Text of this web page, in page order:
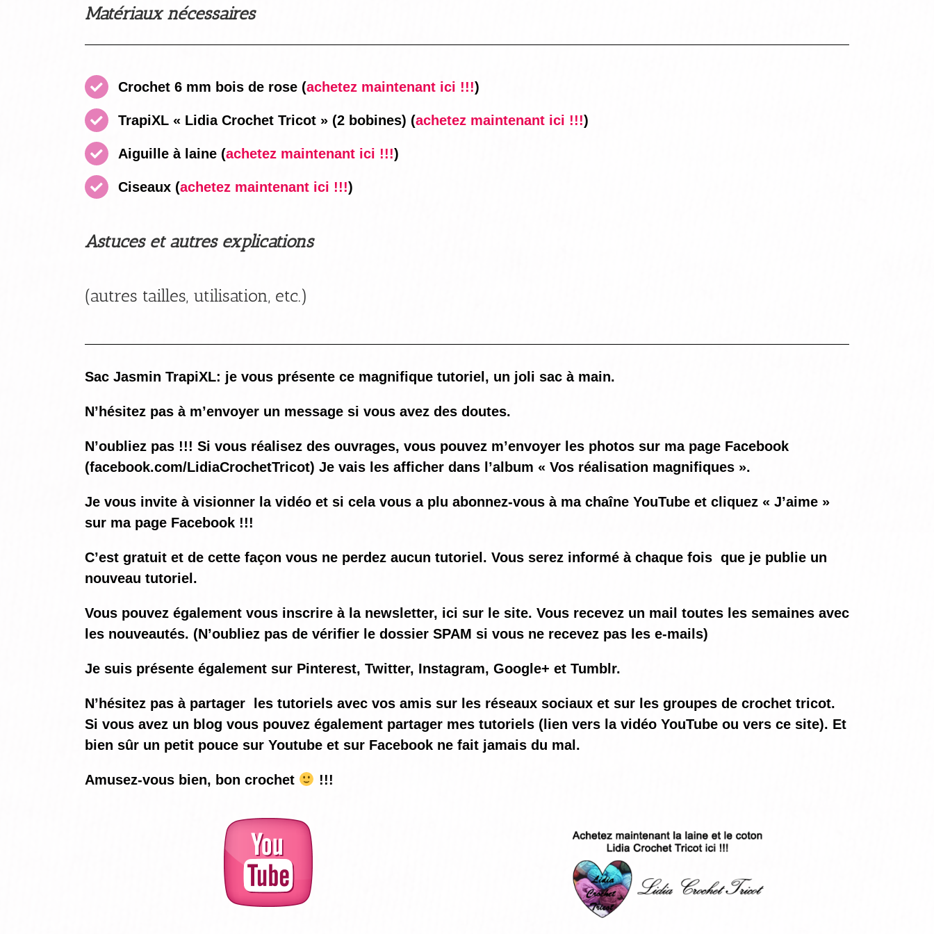
Matériaux nécessaires
Crochet 6 mm bois de rose (achetez maintenant ici !!!)
TrapiXL « Lidia Crochet Tricot » (2 bobines) (achetez maintenant ici !!!)
Aiguille à laine (achetez maintenant ici !!!)
Ciseaux (achetez maintenant ici !!!)
Astuces et autres explications
(autres tailles, utilisation, etc.)
Sac Jasmin TrapiXL: je vous présente ce magnifique tutoriel, un joli sac à main.
N’hésitez pas à m’envoyer un message si vous avez des doutes.
N’oubliez pas !!! Si vous réalisez des ouvrages, vous pouvez m’envoyer les photos sur ma page Facebook
(facebook.com/LidiaCrochetTricot) Je vais les afficher dans l’album « Vos réalisation magnifiques ».
Je vous invite à visionner la vidéo et si cela vous a plu abonnez-vous à ma chaîne YouTube et cliquez « J’aime »
sur ma page Facebook !!!
C’est gratuit et de cette façon vous ne perdez aucun tutoriel. Vous serez informé à chaque fois que je publie un
nouveau tutoriel.
Vous pouvez également vous inscrire à la newsletter, ici sur le site. Vous recevez un mail toutes les semaines avec
les nouveautés. (N’oubliez pas de vérifier le dossier SPAM si vous ne recevez pas les e-mails)
Je suis présente également sur Pinterest, Twitter, Instagram, Google+ et Tumblr.
N’hésitez pas à partager les tutoriels avec vos amis sur les réseaux sociaux et sur les groupes de crochet tricot.
Si vous avez un blog vous pouvez également partager mes tutoriels (lien vers la vidéo YouTube ou vers ce site). Et
bien sûr un petit pouce sur Youtube et sur Facebook ne fait jamais du mal.
Amusez-vous bien, bon crochet !!!